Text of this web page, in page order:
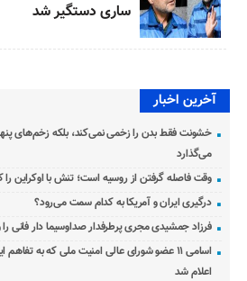
ساری دستگیر شد
آخرین اخبار
خشونت فقط بدن را زخمی نمی‌کند، بلکه زخم‌های
می‌گذارد
وقت فاصله گرفتن از روسیه است؛ تنش با اوکراین
درگیری ایران و آمریکا به کدام سمت می‌رود؟
فرزاد جمشیدی مجری پرطرفدار صداوسیما دار فانی
اسامی ۱۱ عضو شورای عالی امنیت ملی که به
اعلام شد